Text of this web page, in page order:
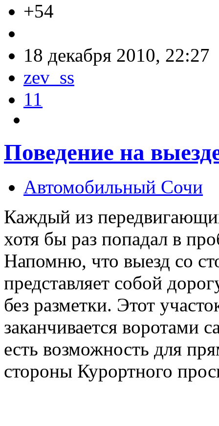
+54
18 декабря 2010, 22:27
zev_ss
11
Поведение на
Автомобильный Сочи
Каждый из
хотя бы раз попадал в
Напомню, что выезд со
представляет собой
без разметки. Этот
заканчивается воротами
есть возможность для
стороны Курортного